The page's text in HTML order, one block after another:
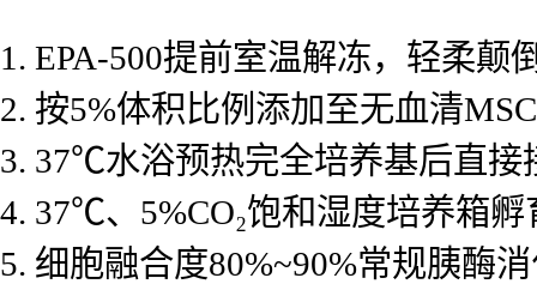
1. EPA-500提前室温解冻，轻柔颠
2. 按5%体积比例添加至无血清
3. 37℃水浴预热完全培养基后直
4. 37℃、5%CO₂饱和湿度培养箱
5. 细胞融合度80%~90%常规胰酶